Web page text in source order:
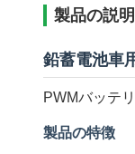
製品の説明
鉛蓄電池車
PWMバッテ
製品の特徴